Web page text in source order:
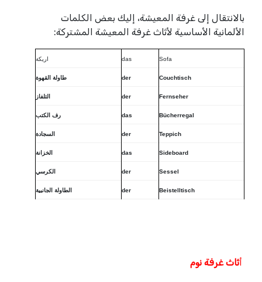
بالانتقال إلى غرفة المعيشة، إليك بعض الكلمات
الألمانية الأساسية لأثاث غرفة المعيشة المشتركة:
اريكة das Sofa
طاولة القهوة der Couchtisch
التلفاز der Fernseher
رف الكتب das Bücherregal
السجادة der Teppich
الخزانة das Sideboard
الكرسي der Sessel
الطاولة الجانبية der Beistelltisch
أ